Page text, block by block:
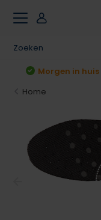
Morgen in huis
Home